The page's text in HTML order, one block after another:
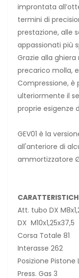
improntata
termini di
prestazione, alle
appassionati più
Grazie alla
precarico molla,
Compressione, è
ulteriormente il
proprie esigenze
GEV01 è la
all'anteriore di
ammortizzatore
Att. tubo DX
DX M10x1,25x37,5
Corsa Totale 81
Interasse 262
Posizione Pistone
Press. Gas 3